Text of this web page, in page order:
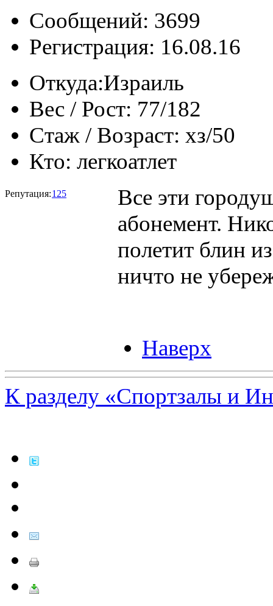
Сообщений: 3699
Регистрация: 16.08.16
Откуда:Израиль
Вес / Рост: 77/182
Стаж / Возраст: хз/50
Кто: легкоатлет
Репутация:125
Все эти
абонемент.
полетит блин
ничто не
Наверх
К разделу «Спортзалы и